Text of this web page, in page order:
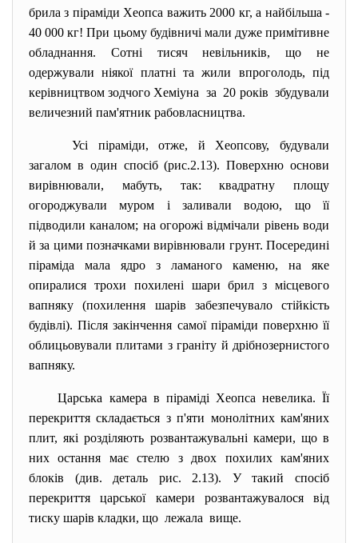
брила з піраміди Хеопса важить 2000 кг, а найбільша -
40 000 кг! При цьому будівничі мали дуже примітивне
обладнання. Сотні тисяч невільників, що не
одержували ніякої платні та жили впроголодь, під
керівництвом зодчого Хеміуна за 20 років збудували
величезний пам'ятник рабовласництва.
Усі піраміди, отже, й Хеопсову, будували
загалом в один спосіб (рис.2.13). Поверхню основи
вирівнювали, мабуть, так: квадратну площу
огороджували муром і заливали водою, що її
підводили каналом; на огорожі відмічали рівень води
й за цими позначками вирівнювали грунт. Посередині
піраміда мала ядро з ламаного каменю, на яке
опиралися трохи похилені шари брил з місцевого
вапняку (похилення шарів забезпечувало стійкість
будівлі). Після закінчення самої піраміди поверхню її
облицьовували плитами з граніту й дрібнозернистого
вапняку.
Царська камера в піраміді Хеопса невелика. Її
перекриття складається з п'яти монолітних кам'яних
плит, які розділяють розвантажувальні камери, що в
них остання має стелю з двох похилих кам'яних
блоків (див. деталь рис. 2.13). У такий спосіб
перекриття царської камери розвантажувалося від
тиску шарів кладки, що лежала вище.